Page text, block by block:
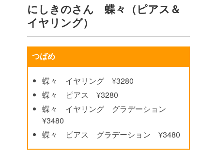
にしきのさん 蝶々（ピアス＆
イヤリング）
つばめ
蝶々 イヤリング ¥3280
蝶々 ピアス ¥3280
蝶々 イヤリング グラデーション
¥3480
蝶々 ピアス グラデーション ¥3480